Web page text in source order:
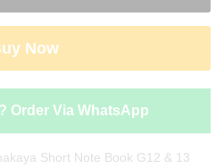
Now
Order Via WhatsApp
Short Note Book G12 & 13